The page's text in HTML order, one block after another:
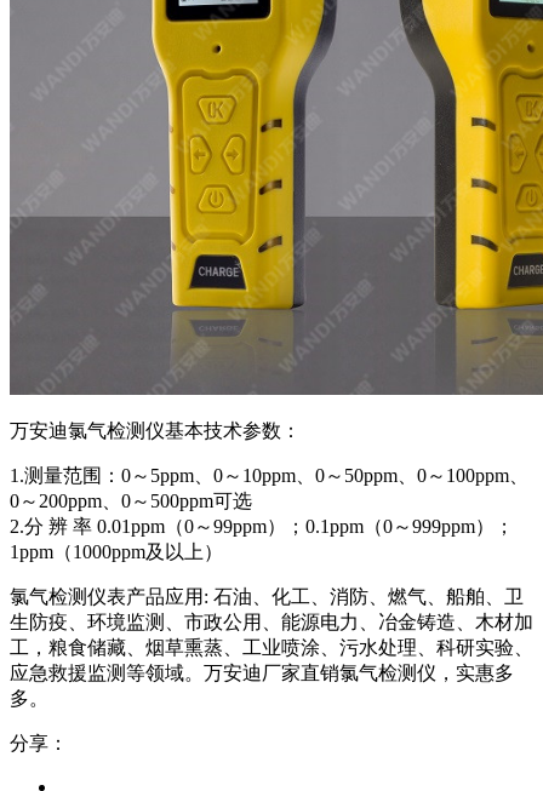
万安迪氯气检测仪基本技术参数：
1.测量范围：0～5ppm、0～10ppm、0～50ppm、0～100ppm、
0～200ppm、0～500ppm可选
2.分 辨 率 0.01ppm（0～99ppm）；0.1ppm（0～999ppm）；
1ppm（1000ppm及以上）
氯气检测仪表产品应用: 石油、化工、消防、燃气、船舶、卫
生防疫、环境监测、市政公用、能源电力、冶金铸造、木材加
工，粮食储藏、烟草熏蒸、工业喷涂、污水处理、科研实验、
应急救援监测等领域。万安迪厂家直销氯气检测仪，实惠多
多。
分享：